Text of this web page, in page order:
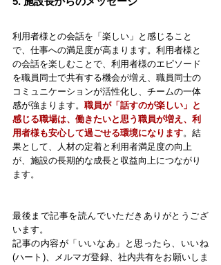
利用者様との会話を「楽しい」と感じること
で、仕事への満足度が高まります。利用者様と
の会話を楽しむことで、利用者様のエピソード
を職員同士で共有する機会が増え、職員同士の
コミュニケーションが活性化し、チームの一体
感が強まります。 職員が「話すのが楽しい」と
感じる職場は、働きたいと思う職員が増え、利
用者様も安心して過ごせる環境になります。結
果として、人材の定着と利用者満足度の向上
が、施設の長期的な成長と収益向上につながり
ます。
最後まで記事を読んでいただきありがとうござ
います。
記事の内容が「いいなあ」と思ったら、いいね
(ハート)、メルマガ登録、社内共有をお願いしま